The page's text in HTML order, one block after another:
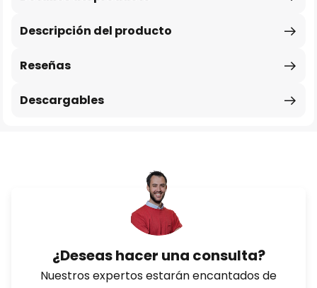
Descripción del producto
Reseñas
Descargables
¿Deseas hacer una consulta?
Nuestros expertos estarán encantados de